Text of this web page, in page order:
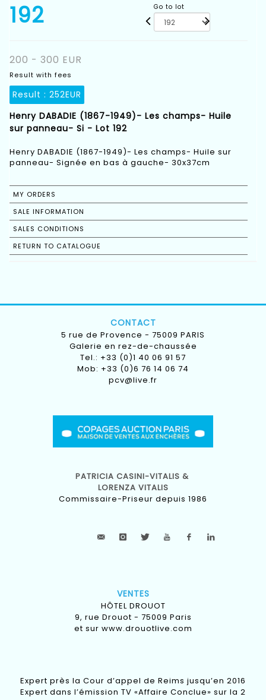
192 Go to lot
200 - 300 EUR
Result with fees
Result : 252EUR
Henry DABADIE (1867-1949)- Les champs- Huile
sur panneau- Si - Lot 192
Henry DABADIE (1867-1949)- Les champs- Huile sur
panneau- Signée en bas à gauche- 30x37cm
MY ORDERS
SALE INFORMATION
SALES CONDITIONS
RETURN TO CATALOGUE
CONTACT
5 rue de Provence - 75009 PARIS
Galerie en rez-de-chaussée
Tel.: +33 (0)1 40 06 91 57
Mob: +33 (0)6 76 14 06 74
pcv@live.fr
PATRICIA CASINI-VITALIS &
LORENZA VITALIS
Commissaire-Priseur depuis 1986
VENTES
HÔTEL DROUOT
9, rue Drouot - 75009 Paris
et sur www.drouotlive.com
Expert près la Cour d’appel de Reims jusqu’en 2016
Expert dans l’émission TV «Affaire Conclue» sur la 2